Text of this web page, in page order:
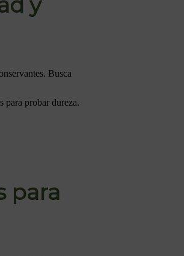
Busca
para probar dureza.
para